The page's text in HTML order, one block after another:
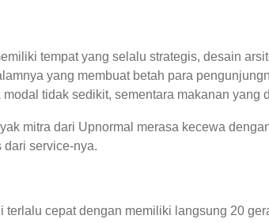
tempat yang selalu strategis, desain
yang membuat betah para
tidak sedikit, sementara makanan yang
mitra dari Upnormal merasa kecewa
dari service-nya.
terlalu cepat dengan memiliki langsung 20